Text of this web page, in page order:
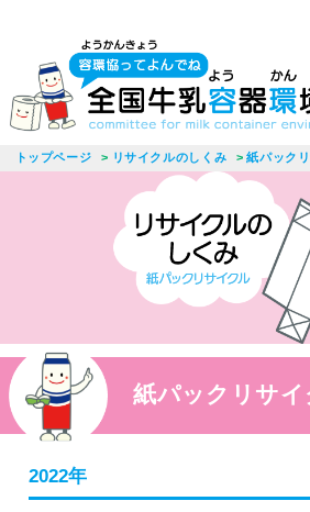
トップページ リサイクルのしくみ 紙パック
紙パックリサイ
2022年